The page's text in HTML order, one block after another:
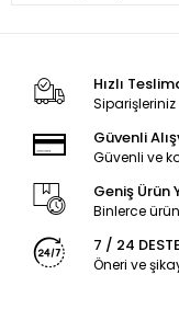
Hızlı
Siparişleriniz
Güvenli
Güvenli ve
Geniş Ürün
Binlerce
7 / 24
Öneri ve